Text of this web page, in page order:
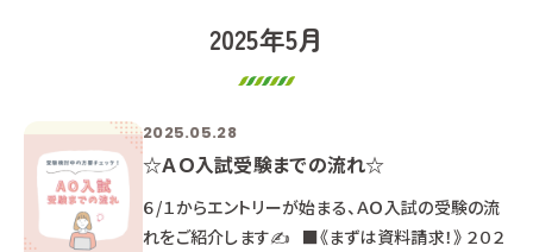
2025年5月
2025.05.28
☆ＡＯ入試受験までの流れ☆
６/１からエントリーが始まる、ＡＯ入試の受験の流
れをご紹介します✍ ■《まずは資料請求！》 ２０２